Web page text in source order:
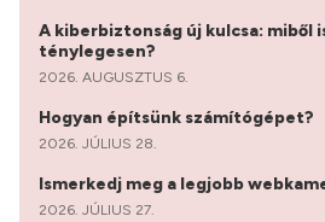
A kiberbiztonság új kulcsa: miből
ténylegesen?
2026. AUGUSZTUS 6.
Hogyan építsünk számítógépet?
2026. JÚLIUS 28.
Ismerkedj meg a legjobb
2026. JÚLIUS 27.